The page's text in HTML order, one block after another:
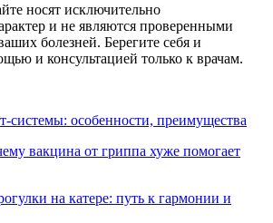
носят исключительно
и не являются проверенными
болезней. Берегите себя и
и консультацией только к врачам.
системы: особенности, преимущества
вакцина от гриппа хуже помогает
на катере: путь к гармонии и